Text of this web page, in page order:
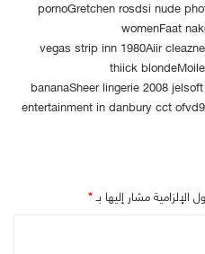
pornoGretchen rosdsi nude
womenFaat
vegas strip inn 1980Aiir
thiick
bananaSheer lingerie 2008
entertainment in danbury cct
الإلزامية مشار إليها بـ*